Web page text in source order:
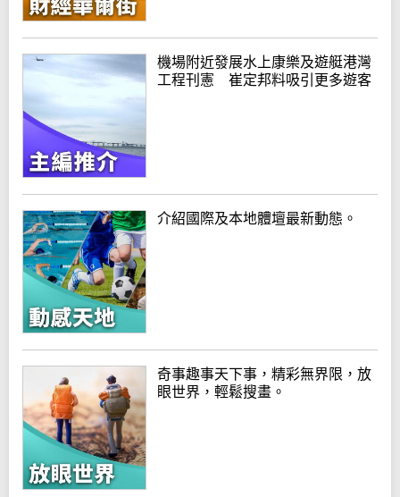
機場附近發展水上康樂及遊艇港灣
工程刊憲 崔定邦料吸引更多遊客
介紹國際及本地體壇最新動態。
奇事趣事天下事，精彩無界限，放
眼世界，輕鬆搜畫。